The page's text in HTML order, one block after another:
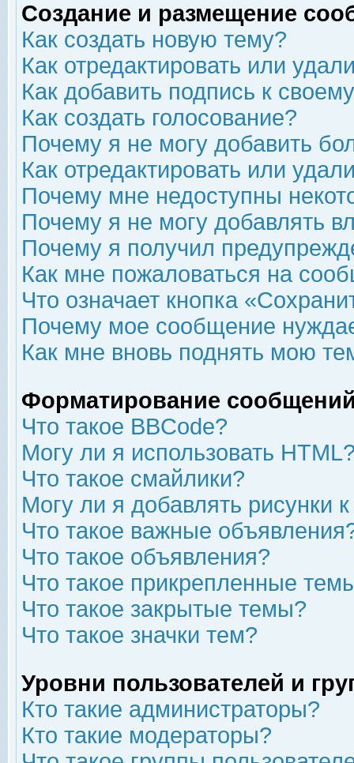
Создание и размещение
Как создать новую тему?
Как отредактировать или
Как добавить подпись к
Как создать голосование?
Почему я не могу добавить
Как отредактировать или
Почему мне недоступны
Почему я не могу добавлять
Почему я получил
Как мне пожаловаться на
Что означает кнопка
Почему мое сообщение
Как мне вновь поднять мою
Форматирование
Что такое BBCode?
Могу ли я использовать
Что такое смайлики?
Могу ли я добавлять рисунки
Что такое важные
Что такое объявления?
Что такое прикрепленные
Что такое закрытые темы?
Что такое значки тем?
Уровни пользователей и
Кто такие администраторы?
Кто такие модераторы?